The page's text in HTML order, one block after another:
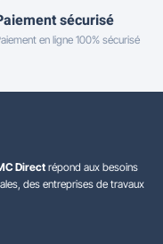
sécurisé
en ligne 100% sécurisé
Directrépond aux besoins
des entreprises de travaux